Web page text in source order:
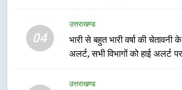
04
उत्तराखण्ड
भारी से बहुत भारी वर्षा की
अलर्ट, सभी विभागों को हाई अलर्ट
उत्तराखण्ड
भारी बारिश का
देहरादून में स्कूल बंद